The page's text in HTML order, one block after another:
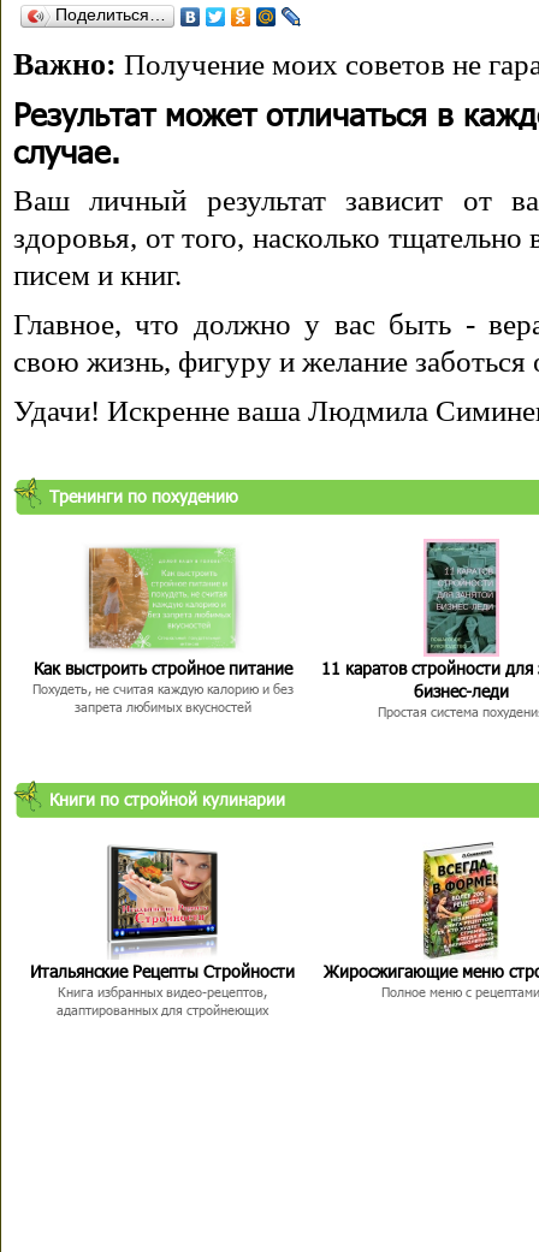
Поделиться…
Важно: Получение моих советов не
Результат может отличаться в
случае.
Ваш личный результат зависит от
здоровья, от того, насколько
писем и книг.
Главное, что должно у вас быть -
свою жизнь, фигуру и желание заботься
Удачи! Искренне ваша Людмила
Тренинги по похудению
Как выстроить стройное питание
Похудеть, не считая каждую калорию и без
запрета любимых вкусностей
11 каратов стройности для
бизнес-леди
Простая система
Книги по стройной кулинарии
Итальянские Рецепты Стройности
Книга избранных видео-рецептов,
адаптированных для стройнеющих
Жиросжигающие меню
Полное меню с рецептами